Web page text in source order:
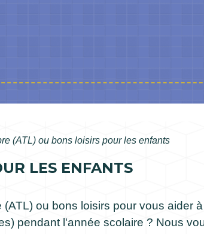
(ATL) ou bons loisirs pour les enfants
LES ENFANTS
ou bons loisirs pour vous aider
pendant l'année scolaire ? Nous